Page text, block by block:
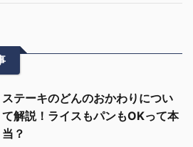
ステーキのどんのおかわりについ
て解説！ライスもパンもOKって本
当？